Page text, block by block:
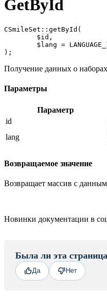
GetById
CSmileSet::getById(
);
Получение данных о
Параметры
Параметр
id
lang
Возвращаемое значение
Возвращает массив с
Новинки документации в
Была ли эта
Да Нет